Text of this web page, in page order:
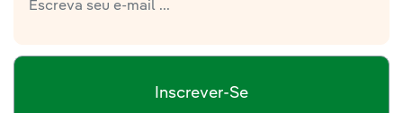
Inscrever-Se